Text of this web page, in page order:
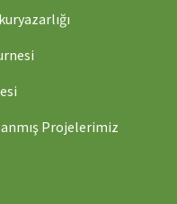
Projelerimiz